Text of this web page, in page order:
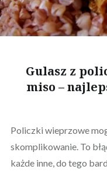
Gulasz z
miso –
Policzki wieprzowe
skomplikowanie. To
każde inne, do tego